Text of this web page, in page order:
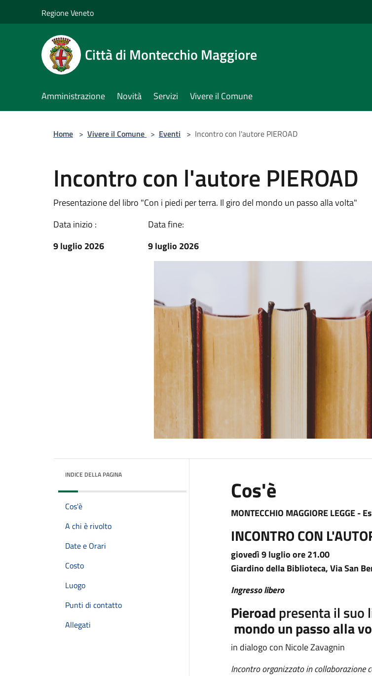
Regione Veneto
Città di Montecchio Maggiore
Amministrazione Novità Servizi Vivere il Comune
Home > Vivere il Comune > Eventi > Incontro con l'autore PIEROAD
Incontro con l'autore PIEROAD
Presentazione del libro "Con i piedi per terra. Il giro del mondo un passo alla volta"
Data inizio :
9 luglio 2026
Data fine:
9 luglio 2026
INDICE DELLA PAGINA
Cos'è
A chi è rivolto
Date e Orari
Costo
Luogo
Punti di contatto
Allegati
Cos'è
MONTECCHIO MAGGIORE LEGGE -
INCONTRO CON
giovedì 9 luglio ore 21.00
Giardino della Biblioteca, Via San
Ingresso libero
Pieroadpresenta il suo
mondo un passo alla
in dialogo con Nicole Zavagnin
Incontro organizzato in collaborazione